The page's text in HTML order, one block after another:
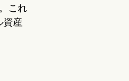
これ
資産